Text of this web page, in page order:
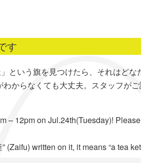
す
という旗を見つけたら、それはどな
からなくても大丈夫。スタッフがご
– 12pm on Jul.24th(Tuesday)!
(Zaifu) written on it, it means “a tea